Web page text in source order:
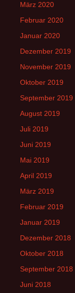
März 2020
Februar 2020
Januar 2020
Dezember 2019
November 2019
Oktober 2019
September 2019
August 2019
Juli 2019
Juni 2019
Mai 2019
April 2019
März 2019
Februar 2019
Januar 2019
Dezember 2018
Oktober 2018
September 2018
Juni 2018